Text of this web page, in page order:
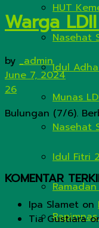
HUT
Nasehat
Idul
Munas
Nasehat
Idul Fitri
Warga
by _admin
June 7, 2024
26
Bulungan (7/6).
KOMENTAR
Ipa Slamet on
Tia Gustiara